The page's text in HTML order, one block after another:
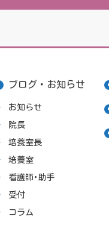
ブログ・お知らせ
お知らせ
院長
培養室長
培養室
看護師･助手
受付
コラム